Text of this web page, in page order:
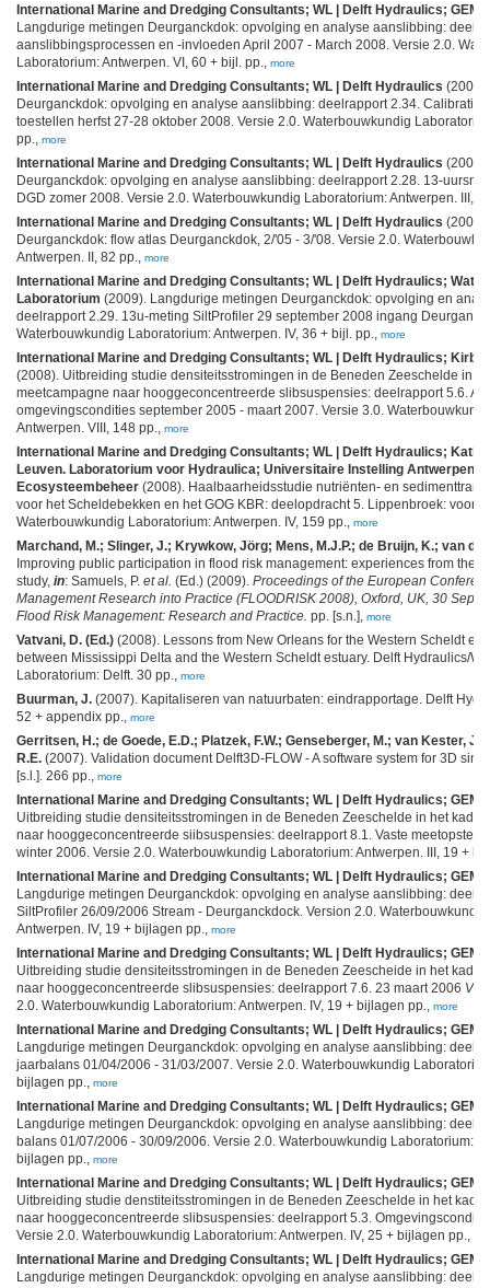
International Marine and Dredging Consultants; WL | Delft Hydraulics;
Langdurige metingen Deurganckdok: opvolging en analyse aanslibbing:
aanslibbingsprocessen en -invloeden April 2007 - March 2008. Versie 2.0.
Laboratorium: Antwerpen. VI, 60 + bijl. pp., more
International Marine and Dredging Consultants; WL | Delft Hydraulics
Deurganckdok: opvolging en analyse aanslibbing: deelrapport 2.34. Calibratie
toestellen herfst 27-28 oktober 2008. Versie 2.0. Waterbouwkundig
pp., more
International Marine and Dredging Consultants; WL | Delft Hydraulics
Deurganckdok: opvolging en analyse aanslibbing: deelrapport 2.28. 13-
DGD zomer 2008. Versie 2.0. Waterbouwkundig Laboratorium: Antwerpen. III,
International Marine and Dredging Consultants; WL | Delft Hydraulics
Deurganckdok: flow atlas Deurganckdok, 2/'05 - 3/'08. Versie 2.0.
Antwerpen. II, 82 pp., more
International Marine and Dredging Consultants; WL | Delft Hydraulics;
Laboratorium (2009). Langdurige metingen Deurganckdok: opvolging en
deelrapport 2.29. 13u-meting SiltProfiler 29 september 2008 ingang
Waterbouwkundig Laboratorium: Antwerpen. IV, 36 + bijl. pp., more
International Marine and Dredging Consultants; WL | Delft Hydraulics; Kirby,
(2008). Uitbreiding studie densiteitsstromingen in de Beneden Zeeschelde in
meetcampagne naar hooggeconcentreerde slibsuspensies: deelrapport 5.6.
omgevingscondities september 2005 - maart 2007. Versie 3.0.
Antwerpen. VIII, 148 pp., more
International Marine and Dredging Consultants; WL | Delft Hydraulics;
Leuven. Laboratorium voor Hydraulica; Universitaire Instelling Antwerpen.
Ecosysteembeheer (2008). Haalbaarheidsstudie nutriënten- en
voor het Scheldebekken en het GOG KBR: deelopdracht 5. Lippenbroek:
Waterbouwkundig Laboratorium: Antwerpen. IV, 159 pp., more
Marchand, M.; Slinger, J.; Krywkow, Jörg; Mens, M.J.P.; de Bruijn, K.; van der
Improving public participation in flood risk management: experiences from the
study, in: Samuels, P. et al. (Ed.) (2009). Proceedings of the European
Management Research into Practice (FLOODRISK 2008), Oxford, UK, 30
Flood Risk Management: Research and Practice. pp. [s.n.], more
Vatvani, D. (Ed.) (2008). Lessons from New Orleans for the Western Scheldt
between Mississippi Delta and the Western Scheldt estuary. Delft Hydraulics/
Laboratorium: Delft. 30 pp., more
Buurman, J. (2007). Kapitaliseren van natuurbaten: eindrapportage. Delft
52 + appendix pp., more
Gerritsen, H.; de Goede, E.D.; Platzek, F.W.; Genseberger, M.; van Kester,
R.E. (2007). Validation document Delft3D-FLOW - A software system for 3D
[s.l.]. 266 pp., more
International Marine and Dredging Consultants; WL | Delft Hydraulics;
Uitbreiding studie densiteitsstromingen in de Beneden Zeeschelde in het kader
naar hooggeconcentreerde siibsuspensies: deelrapport 8.1. Vaste
winter 2006. Versie 2.0. Waterbouwkundig Laboratorium: Antwerpen. III, 19 +
International Marine and Dredging Consultants; WL | Delft Hydraulics;
Langdurige metingen Deurganckdok: opvolging en analyse aanslibbing:
SiltProfiler 26/09/2006 Stream - Deurganckdock. Version 2.0.
Antwerpen. IV, 19 + bijlagen pp., more
International Marine and Dredging Consultants; WL | Delft Hydraulics;
Uitbreiding studie densiteitsstromingen in de Beneden Zeescheide in het kader
naar hooggeconcentreerde slibsuspensies: deelrapport 7.6. 23 maart 2006
2.0. Waterbouwkundig Laboratorium: Antwerpen. IV, 19 + bijlagen pp., more
International Marine and Dredging Consultants; WL | Delft Hydraulics;
Langdurige metingen Deurganckdok: opvolging en analyse aanslibbing:
jaarbalans 01/04/2006 - 31/03/2007. Versie 2.0. Waterbouwkundig
bijlagen pp., more
International Marine and Dredging Consultants; WL | Delft Hydraulics;
Langdurige metingen Deurganckdok: opvolging en analyse aanslibbing:
balans 01/07/2006 - 30/09/2006. Versie 2.0. Waterbouwkundig Laboratorium:
bijlagen pp., more
International Marine and Dredging Consultants; WL | Delft Hydraulics;
Uitbreiding studie denstiteitsstromingen in de Beneden Zeeschelde in het
naar hooggeconcentreerde slibsuspensies: deelrapport 5.3.
Versie 2.0. Waterbouwkundig Laboratorium: Antwerpen. IV, 25 + bijlagen pp.,
International Marine and Dredging Consultants; WL | Delft Hydraulics;
Langdurige metingen Deurganckdok: opvolging en analyse aanslibbing: